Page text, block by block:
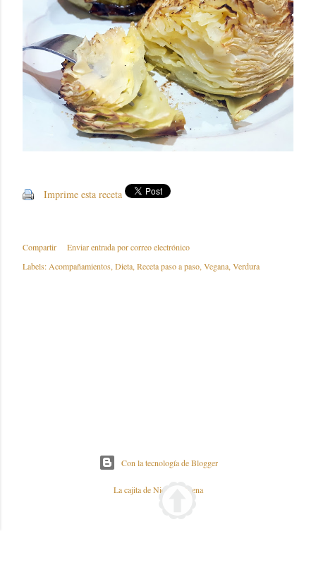
Imprime esta receta
Compartir
Enviar entrada por correo electrónico
Labels:Acompañamientos Dieta Receta paso a paso Vegana Verdura
Con la tecnología de Blogger
La cajita de Nieves y Elena